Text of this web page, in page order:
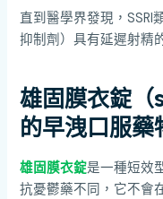
直到醫學界發現，SSRI
抑制劑）具有延遲射精
雄固膜衣錠
的早洩口服藥
雄固膜衣錠是一種短效
抗憂鬱藥不同，它不會